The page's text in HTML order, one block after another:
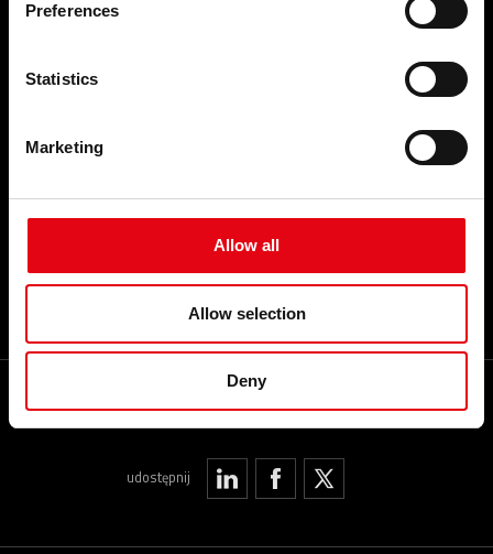
Preferences
Statistics
Marketing
Allow all
Allow selection
Deny
FIRMA
Nasze zobowiązania
Youtube filmy
Kariera
TOP SEARCHES
udostępnij
My RacMet App